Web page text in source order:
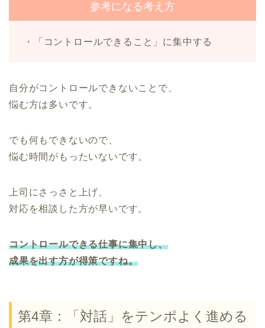
参考になる考え方
・「コントロールできること」に集中する
自分がコントロールできないことで、
悩む方は多いです。
でも何もできないので、
悩む時間がもったいないです。
上司にさっさと上げ、
対応を相談した方が早いです。
コントロールできる仕事に集中し、
成果を出す方が得策ですね。
第4章：「対話」をテンポよく進める